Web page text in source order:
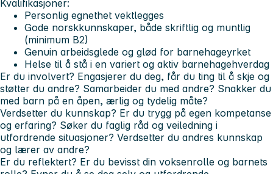
Kvalifikasjoner:
Personlig egnethet vektlegges
Gode norskkunnskaper, både skriftlig og muntlig
(minimum B2)
Genuin arbeidsglede og glød for barnehageyrket
Helse til å stå i en variert og aktiv barnehagehverdag
Er du involvert? Engasjerer du deg, får du ting til å skje og
støtter du andre? Samarbeider du med andre? Snakker du
med barn på en åpen, ærlig og tydelig måte?
Verdsetter du kunnskap? Er du trygg på egen kompetanse
og erfaring? Søker du faglig råd og veiledning i
utfordrende situasjoner? Verdsetter du andres kunnskap
og lærer av andre?
Er du reflektert? Er du bevisst din voksenrolle og barnets